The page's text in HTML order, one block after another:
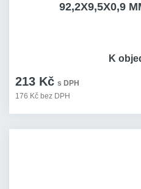
92,2X9,5X0,9
213 Kč s DPH
176 Kč bez DPH
K